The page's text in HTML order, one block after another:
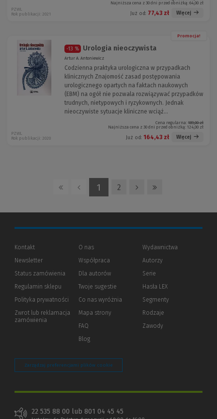
Najniższa cena z 30 dni przed obniżką: 64,00 zł
Już od: 77,43 zł Więcej
PZWL
Rok publikacji: 2021
Promocja!
-13 % Urologia nieoczywista
Artur A. Antoniewicz
Codzienna praktyka urologiczna w przypadkach
klinicznych Znajomość zasad postępowania
urologicznego opartych na faktach naukowych
(EBM) na ogół nie pozwala rozwiązywać przypadków
trudnych, nietypowych i ryzykownych. Jednak
nieoczywiste sytuacje kliniczne wciąż...
Cena regularna: 189,00 zł
Najniższa cena z 30 dni przed obniżką: 124,00 zł
Już od: 164,43 zł Więcej
PZWL
Rok publikacji: 2020
1 2
Kontakt
Newsletter
Status zamówienia
Regulamin sklepu
Polityka prywatności (Nowe
(Link
innej
Zwrot lub reklamacja
zamówienia
O nas
Współpraca
Dla autorów(Nowe
(Link
innej
strony)
Twoje sugestie
Co nas wyróżnia
Mapa strony
FAQ
Blog
Wydawnictwa
Autorzy
Serie
Hasła LEX
Segmenty
Rodzaje
Zawody
Zarządzaj preferencjami plików cookie
22 535 88 00 lub 801 04 45 45